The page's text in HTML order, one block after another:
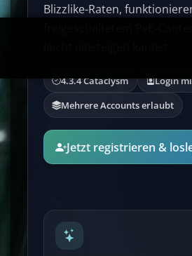
Blizzlike-Raten,
4.3.4 Cataclysm
Login
Mehrere Accounts erlaubt
Jetzt registrieren &